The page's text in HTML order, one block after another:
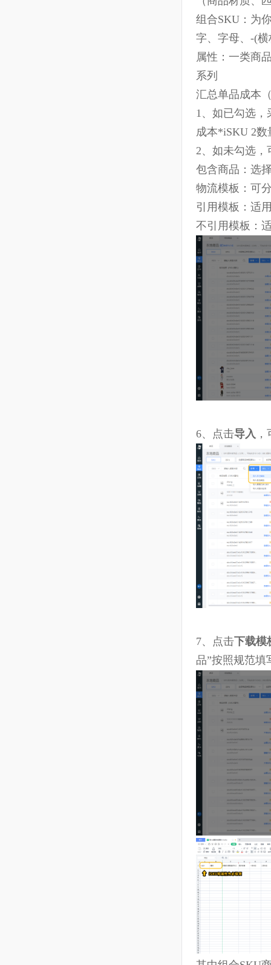
5、组合
（商品材
组合SKU：
字、字母、
属性：一类
系列
汇总单品成
1、如已勾
成本 *iSKU 2
2、如未勾
包含商品
物流模板：
引用模板
不引用模
点击导入
点击下
品”按照规